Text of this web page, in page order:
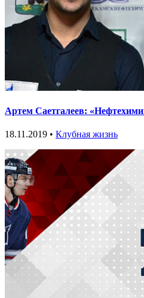
Артем Саетгалеев:
18.11.2019 • Клубная жизнь